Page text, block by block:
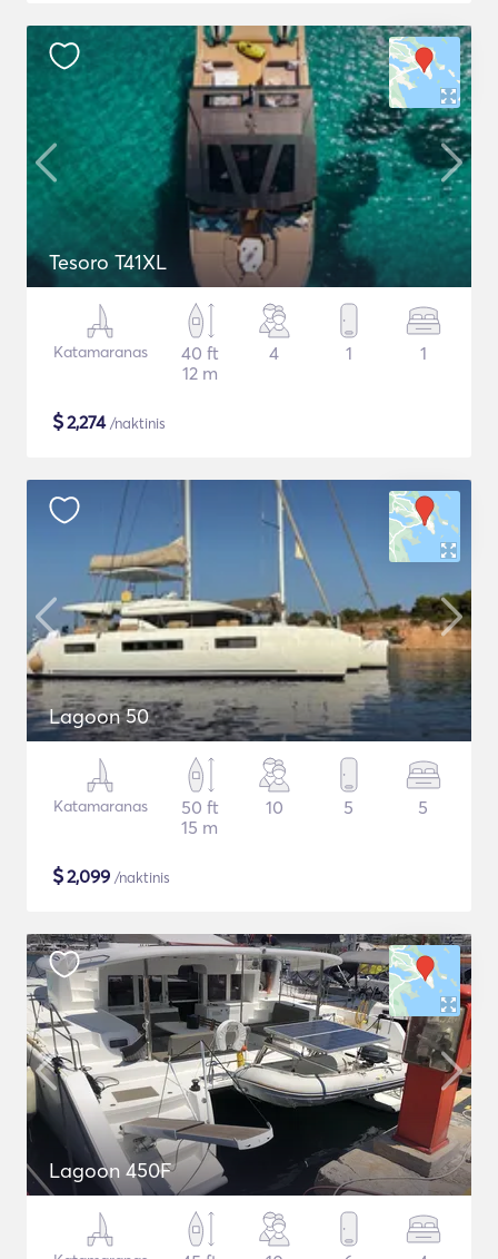
Tesoro T41XL
Katamaranas
40 ft
12 m
4 1 1
$2,274/naktinis
Lagoon 50
Katamaranas
50 ft
15 m
10 5 5
$2,099 /naktinis
Lagoon 450F